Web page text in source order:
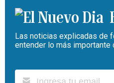
Las noticias explicadas de
entender lo más importante